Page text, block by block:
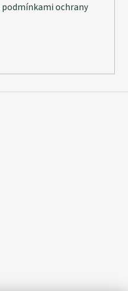
podmínkami ochrany